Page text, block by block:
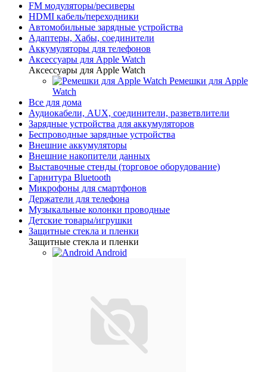
FM модуляторы/ресиверы
HDMI кабель/переходники
Автомобильные зарядные устройства
Адаптеры, Хабы, соединители
Аккумуляторы для телефонов
Аксессуары для Apple Watch
Аксессуары для Apple Watch
Ремешки для Apple
Watch
Все для дома
Аудиокабели, AUX, соединители, разветвлители
Зарядные устройства для аккумуляторов
Беспроводные зарядные устройства
Внешние аккумуляторы
Внешние накопители данных
Выставочные стенды (торговое оборудование)
Гарнитура Bluetooth
Микрофоны для смартфонов
Держатели для телефона
Музыкальные колонки проводные
Детские товары/игрушки
Защитные стекла и пленки
Защитные стекла и пленки
Android